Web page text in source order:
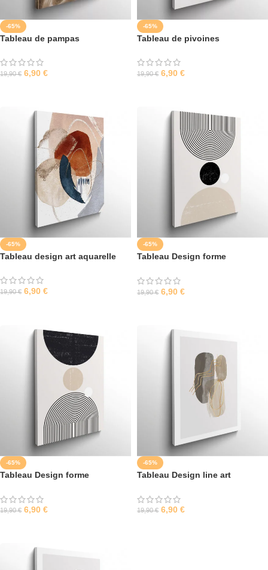
-65%
Tableau de pampas
19,90€ 6,90 €
-65%
Tableau de pivoines
19,90€ 6,90 €
-65%
Tableau design art aquarelle
19,90€ 6,90 €
-65%
Tableau Design forme
19,90€ 6,90 €
-65%
Tableau Design forme
19,90€ 6,90 €
-65%
Tableau Design line art
19,90€ 6,90 €